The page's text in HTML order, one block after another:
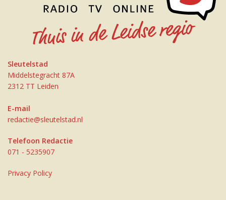
Sleutelstad
Middelstegracht 87A
2312 TT Leiden
E-mail
redactie@sleutelstad.nl
Telefoon Redactie
071 - 5235907
Privacy Policy